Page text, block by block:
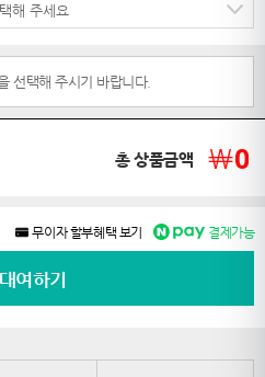
선택해 주시기 바랍니다.
총 상품금액 ￦0
무이자 할부혜택 보기 결제가능
대여하기